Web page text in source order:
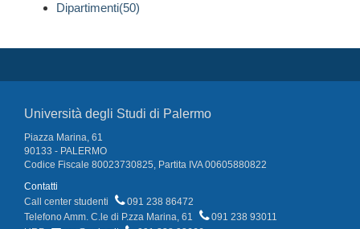
Dipartimenti(50)
Università degli Studi di Palermo
Piazza Marina, 61
90133 - PALERMO
Codice Fiscale 80023730825, Partita IVA 00605880822
Contatti
Call center studenti
091 238 86472
Telefono Amm. C.le di P.zza Marina, 61
091 238 93011